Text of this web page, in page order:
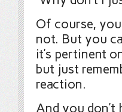
Of course, you
not. But you
it’s pertinent
but just
reaction.
And you